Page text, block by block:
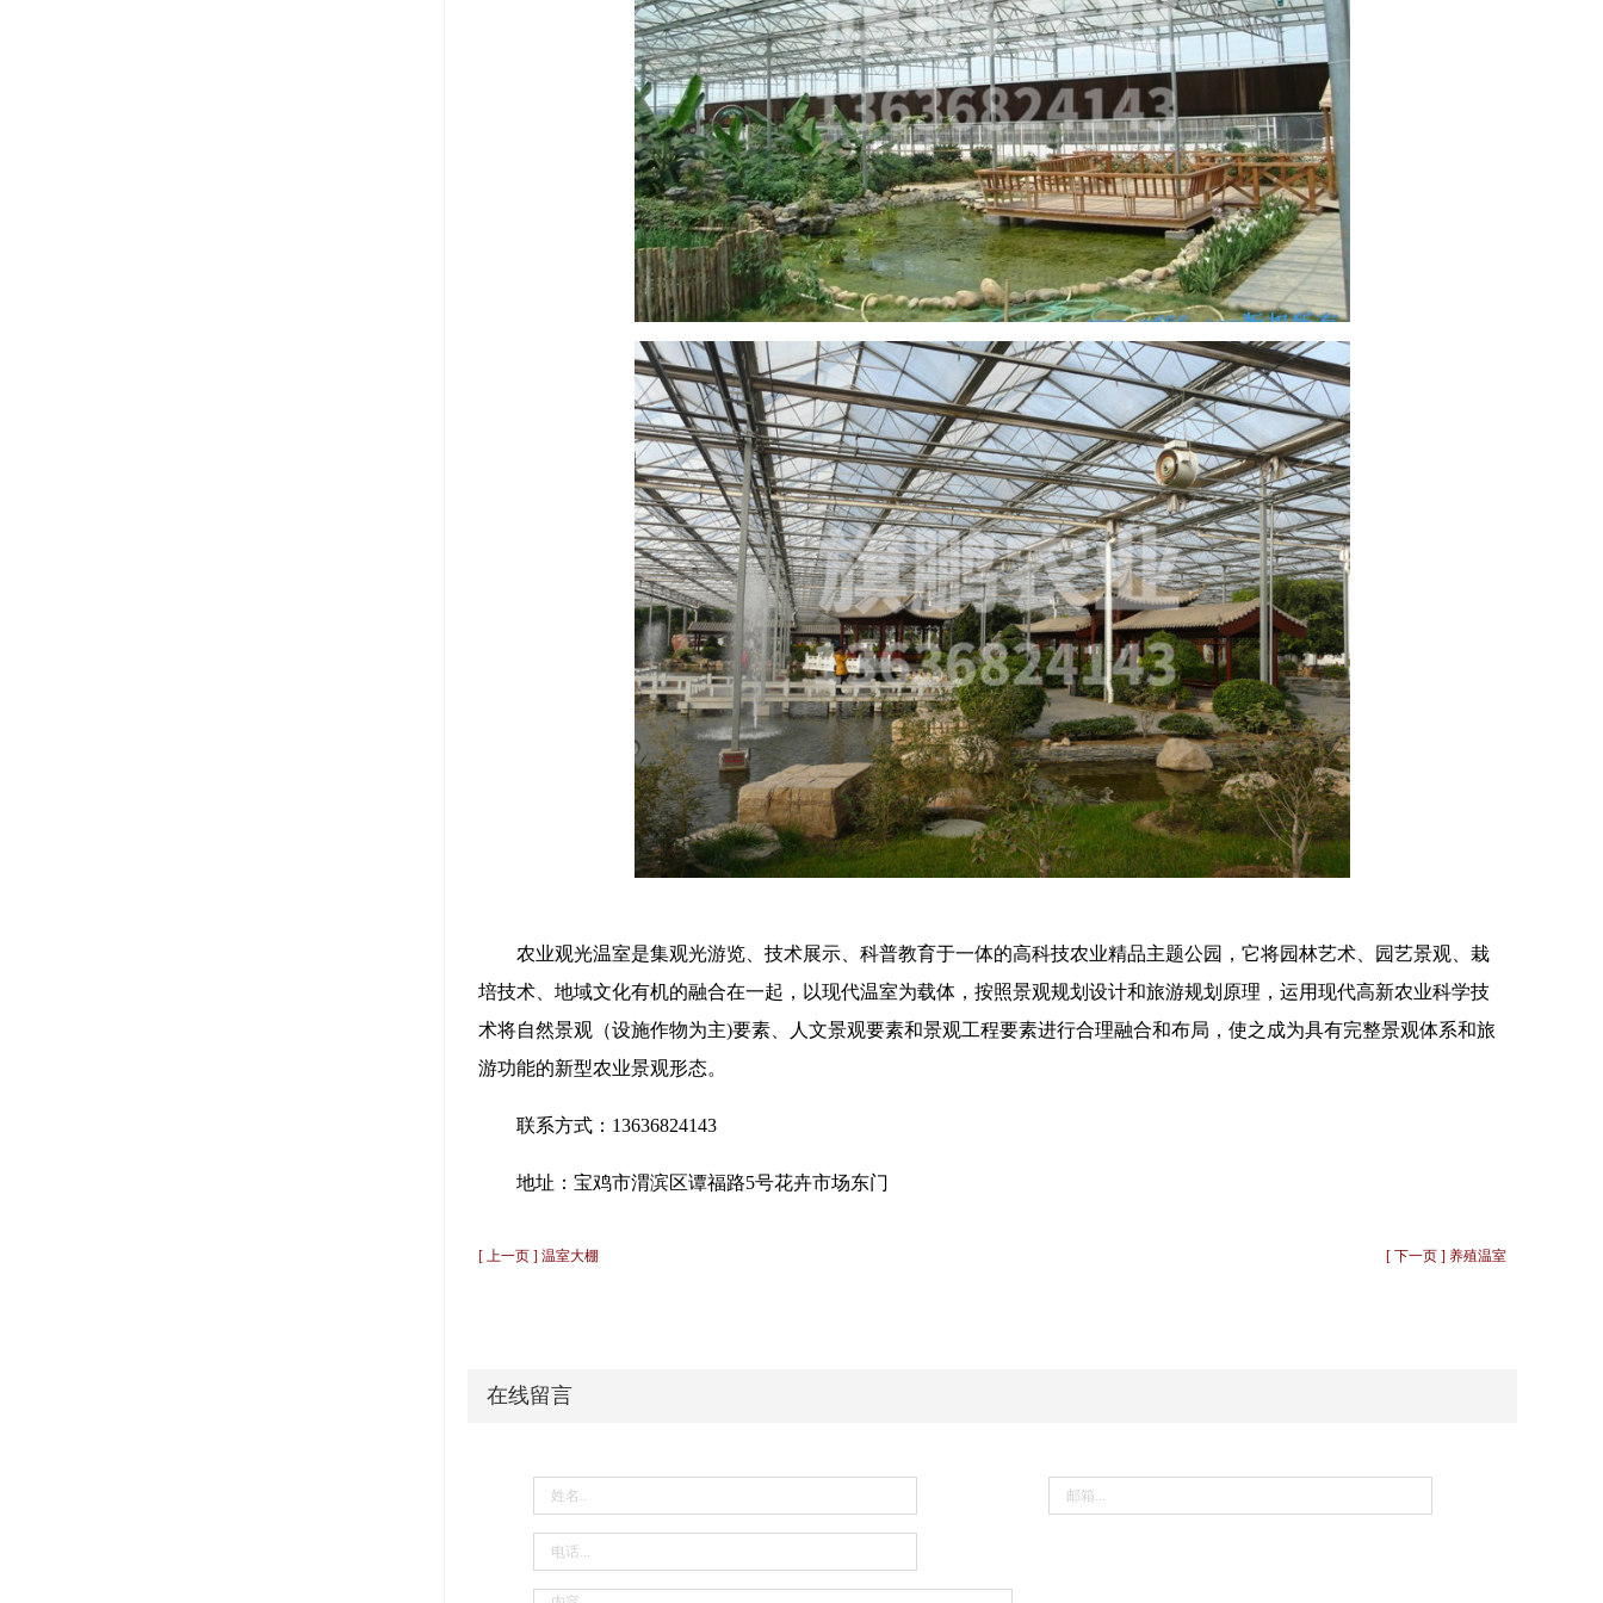
农业观光温室是集观光游览、技术展示、科普教育于一体的高科技农业精品主题公园，它将园林艺术、园艺景观、栽
培技术、地域文化有机的融合在一起，以现代温室为载体，按照景观规划设计和旅游规划原理，运用现代高新农业科学技
术将自然景观（设施作物为主)要素、人文景观要素和景观工程要素进行合理融合和布局，使之成为具有完整景观体系和旅
游功能的新型农业景观形态。
联系方式：13636824143
地址：宝鸡市渭滨区谭福路5号花卉市场东门
[ 上一页 ] 温室大棚 [ 下一页 ] 养殖温室
在线留言